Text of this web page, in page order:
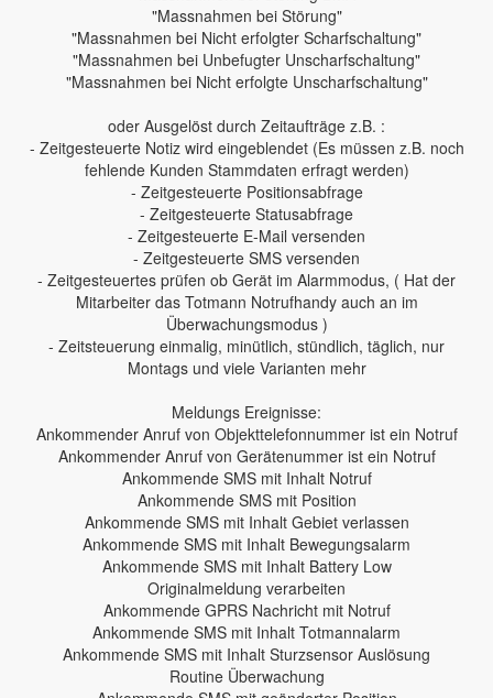
"Massnahmen bei Störung"
"Massnahmen bei Nicht erfolgter Scharfschaltung"
"Massnahmen bei Unbefugter Unscharfschaltung"
"Massnahmen bei Nicht erfolgte Unscharfschaltung"
oder Ausgelöst durch Zeitaufträge z.B. :
- Zeitgesteuerte Notiz wird eingeblendet (Es müssen z.B. noch
fehlende Kunden Stammdaten erfragt werden)
- Zeitgesteuerte Positionsabfrage
- Zeitgesteuerte Statusabfrage
- Zeitgesteuerte E-Mail versenden
- Zeitgesteuerte SMS versenden
- Zeitgesteuertes prüfen ob Gerät im Alarmmodus, ( Hat der
Mitarbeiter das Totmann Notrufhandy auch an im
Überwachungsmodus )
- Zeitsteuerung einmalig, minütlich, stündlich, täglich, nur
Montags und viele Varianten mehr
Meldungs Ereignisse:
Ankommender Anruf von Objekttelefonnummer ist ein Notruf
Ankommender Anruf von Gerätenummer ist ein Notruf
Ankommende SMS mit Inhalt Notruf
Ankommende SMS mit Position
Ankommende SMS mit Inhalt Gebiet verlassen
Ankommende SMS mit Inhalt Bewegungsalarm
Ankommende SMS mit Inhalt Battery Low
Originalmeldung verarbeiten
Ankommende GPRS Nachricht mit Notruf
Ankommende SMS mit Inhalt Totmannalarm
Ankommende SMS mit Inhalt Sturzsensor Auslösung
Routine Überwachung